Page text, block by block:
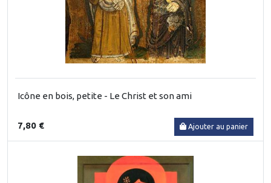
Icône en bois, petite - Le Christ et son ami
7,80 € Ajouter au panier